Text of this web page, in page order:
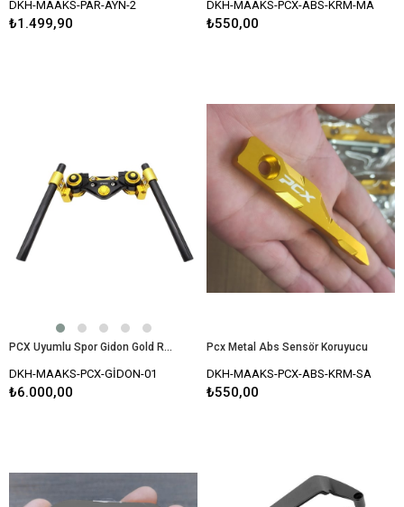
DKH-MAAKS-PAR-AYN-2
₺1.499,90
DKH-MAAKS-PCX-ABS-KRM-MA
₺550,00
PCX Uyumlu Spor Gidon Gold Renk Ayarlanabilir Açı
DKH-MAAKS-PCX-GİDON-01
₺6.000,00
Pcx Metal Abs Sensör Koruyucu
DKH-MAAKS-PCX-ABS-KRM-SA
₺550,00